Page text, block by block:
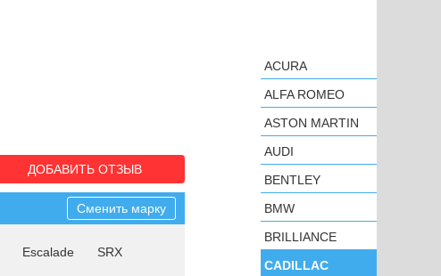
ДОБАВИТЬ ОТЗЫВ
Сменить марку
Escalade SRX
ACURA
ALFA ROMEO
ASTON MARTIN
AUDI
BENTLEY
BMW
BRILLIANCE
CADILLAC